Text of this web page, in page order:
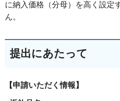
に納入価格（分母）を高く設定
ん。
提出にあたって
【申請いただく情報】